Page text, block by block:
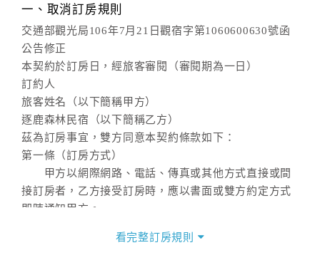
一、取消訂房規則
交通部觀光局106年7月21日觀宿字第1060600630號函
公告修正
本契約於訂房日，經旅客審閱（審閱期為一日）
訂約人
旅客姓名（以下簡稱甲方）
逐鹿森林民宿（以下簡稱乙方）
茲為訂房事宜，雙方同意本契約條款如下：
第一條（訂房方式）
甲方以網際網路、電話、傳真或其他方式直接或間
接訂房者，乙方接受訂房時，應以書面或雙方約定方式
即時通知甲方。
甲方訂房應告知乙方預定住宿之期間、所需客房房
看完整訂房規則